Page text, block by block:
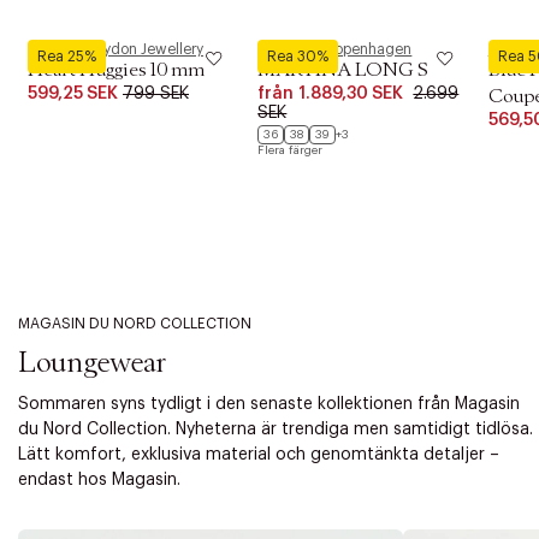
Rea 25%
Pernille Corydon Jewellery
Heart Huggies 10 mm
599,25 SEK 799 SEK
Rea 30%
Phenumb Copenhagen
MARTINA LONG S
från 1.889,30 SEK 2.699
SEK
36 38 39
+3
Flera färger
Rea
Royal
Blue
MAGASIN DU NORD COLLECTION
Loungewear
Sommaren syns tydligt i den senaste kollektionen från Magasin
du Nord Collection. Nyheterna är trendiga men samtidigt tidlösa.
Lätt komfort, exklusiva material och genomtänkta detaljer –
endast hos Magasin.